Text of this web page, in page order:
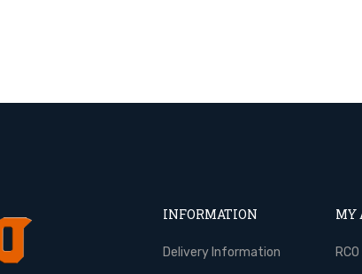
INFORMATION
Delivery Information
MY